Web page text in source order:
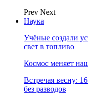
Prev Next
Наука
Учёные создали
свет в топливо
Космос меняет
Встречая весну:
без разводов